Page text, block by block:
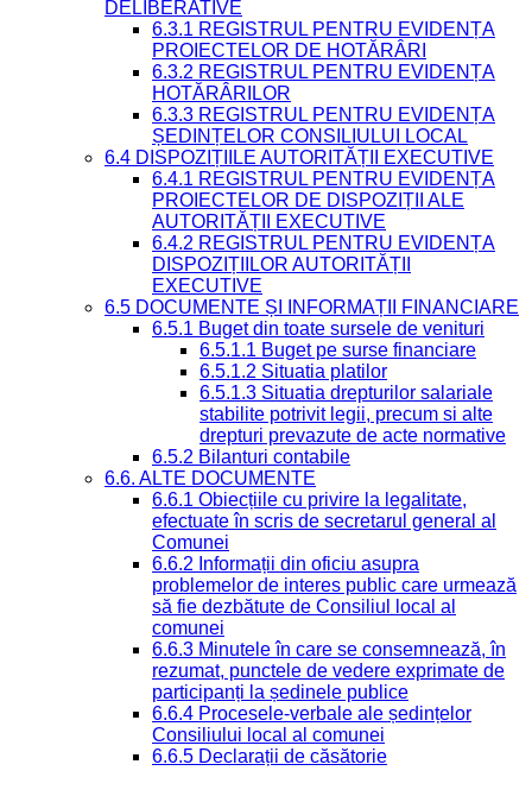
DELIBERATIVE
6.3.1 REGISTRUL PENTRU EVIDENȚA
PROIECTELOR DE HOTĂRÂRI
6.3.2 REGISTRUL PENTRU EVIDENȚA
HOTĂRÂRILOR
6.3.3 REGISTRUL PENTRU EVIDENȚA
ȘEDINȚELOR CONSILIULUI LOCAL
6.4 DISPOZIȚIILE AUTORITĂȚII EXECUTIVE
6.4.1 REGISTRUL PENTRU EVIDENȚA
PROIECTELOR DE DISPOZIȚII ALE
AUTORITĂȚII EXECUTIVE
6.4.2 REGISTRUL PENTRU EVIDENȚA
DISPOZIȚIILOR AUTORITĂȚII
EXECUTIVE
6.5 DOCUMENTE ȘI INFORMAȚII FINANCIARE
6.5.1 Buget din toate sursele de venituri
6.5.1.1 Buget pe surse financiare
6.5.1.2 Situatia platilor
6.5.1.3 Situatia drepturilor salariale
stabilite potrivit legii, precum si alte
drepturi prevazute de acte normative
6.5.2 Bilanturi contabile
6.6. ALTE DOCUMENTE
6.6.1 Obiecțiile cu privire la legalitate,
efectuate în scris de secretarul general al
Comunei
6.6.2 Informații din oficiu asupra
problemelor de interes public care urmează
să fie dezbătute de Consiliul local al
comunei
6.6.3 Minutele în care se consemnează, în
rezumat, punctele de vedere exprimate de
participanți la ședinele publice
6.6.4 Procesele-verbale ale ședințelor
Consiliului local al comunei
6.6.5 Declarații de căsătorie